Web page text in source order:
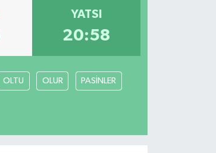
YATSI
20:58
OLTU OLUR PASİNLER